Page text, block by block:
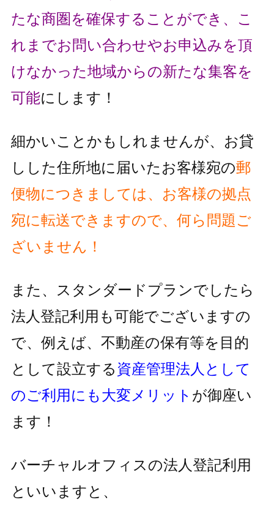
たな商圏を確保することができ、こ
れまでお問い合わせやお申込みを頂
けなかった地域からの新たな集客を
可能にします！
細かいことかもしれませんが、お貸
しした住所地に届いたお客様宛の郵
便物につきましては、お客様の拠点
宛に転送できますので、何ら問題ご
ざいません！
また、スタンダードプランでしたら
法人登記利用も可能でございますの
で、 例えば、不動産の保有等を目的
として設立する 資産管理法人として
のご利用にも大変メリット が御座い
ます！
バーチャルオフィスの法人登記利用
といいますと、